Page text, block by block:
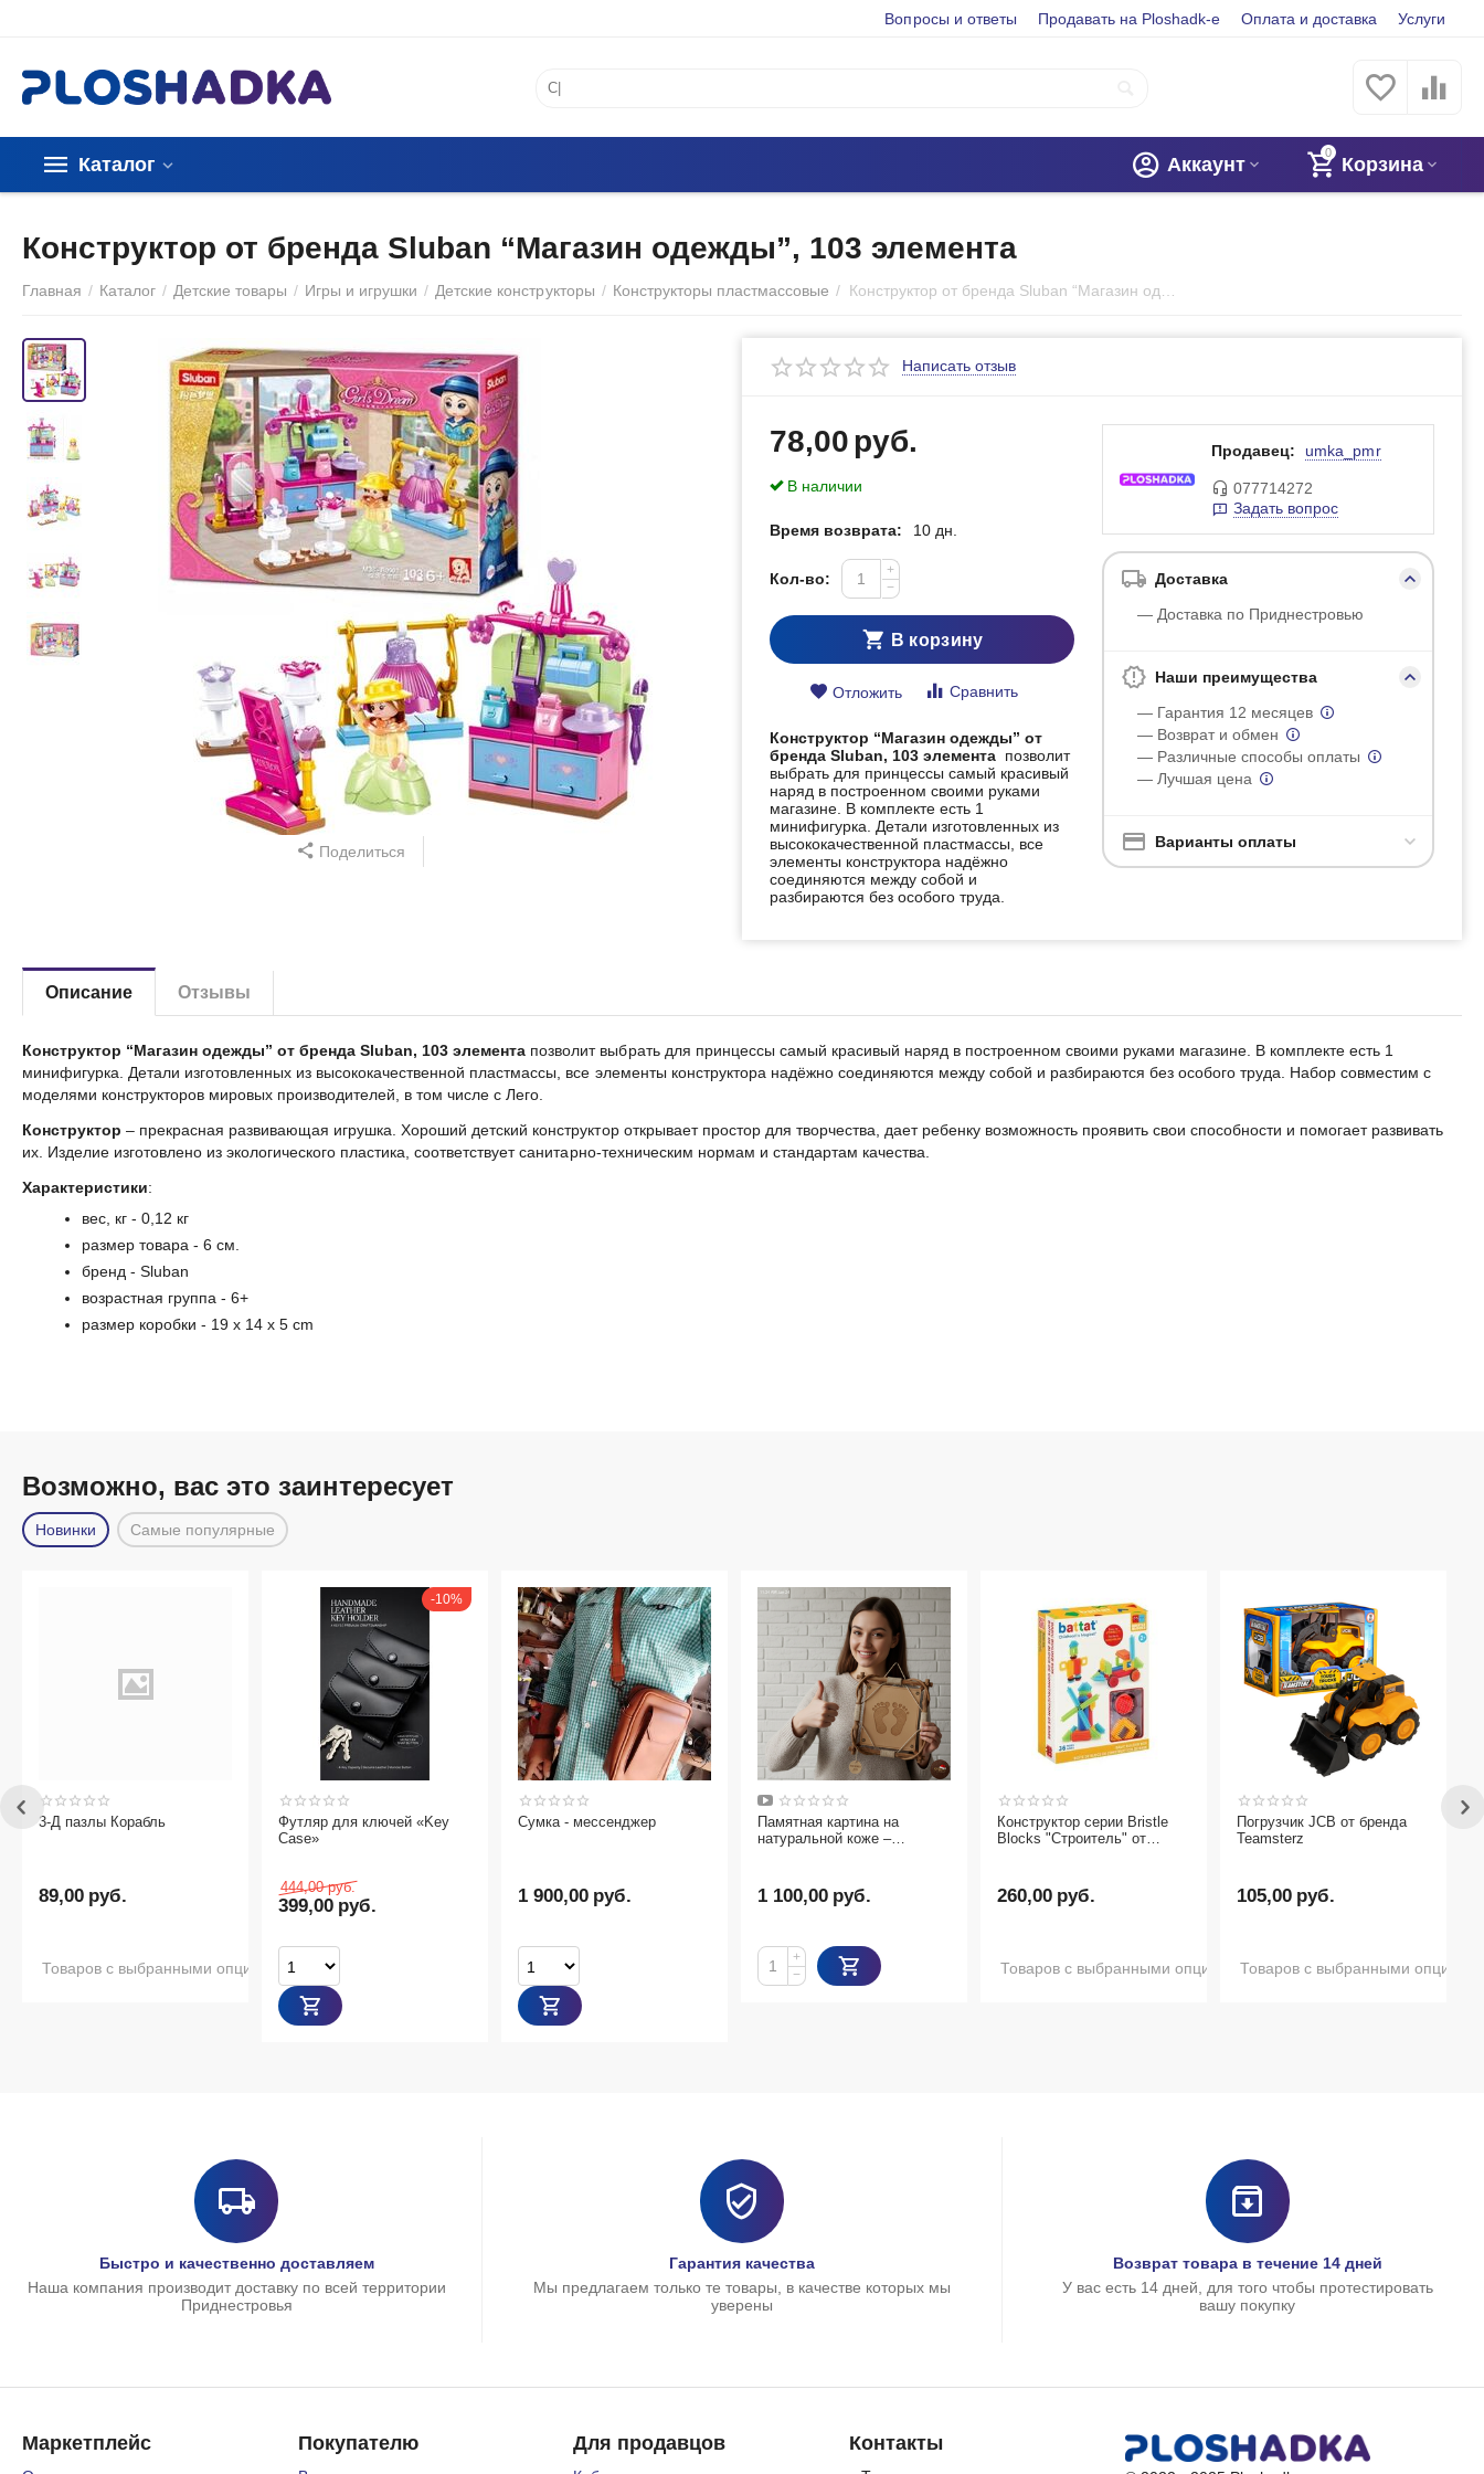
Вопросы и ответы Продавать на Ploshadk-e Оплата и доставка Услуги
Каталог
0
Корзина
Аккаунт
Конструктор от бренда Sluban “Магазин одежды”, 103 элемента
Главная / Каталог / Детские товары / Игры и игрушки / Детские конструкторы / Конструкторы пластмассовые /
Поделиться
Написать отзыв
78,00руб.
В наличии
Время возврата: 10 дн.
Кол-во:
+
−
В корзину
Отложить Сравнить
Конструктор “Магазин одежды” от
бренда Sluban, 103 элемента позволит
выбрать для принцессы самый красивый
наряд в построенном своими руками
магазине. В комплекте есть 1
минифигурка. Детали изготовленных из
высококачественной пластмассы, все
элементы конструктора надёжно
соединяются между собой и
разбираются без особого труда.
Продавец: umka_pmr
077714272
Задать вопрос
Доставка
— Доставка по Приднестровью
Наши преимущества
— Гарантия 12 месяцев
— Возврат и обмен
— Различные способы оплаты
— Лучшая цена
Варианты оплаты
Описание Отзывы
Конструктор “Магазин одежды” от бренда Sluban, 103 элемента позволит выбрать для принцессы самый красивый наряд в построенном своими руками магазине. В комплекте есть 1
минифигурка. Детали изготовленных из высококачественной пластмассы, все элементы конструктора надёжно соединяются между собой и разбираются без особого труда. Набор совместим с
моделями конструкторов мировых производителей, в том числе с Лего.
Конструктор– прекрасная развивающая игрушка. Хороший детский конструктор открывает простор для творчества, дает ребенку возможность проявить свои способности и помогает развивать
их. Изделие изготовлено из экологического пластика, соответствует санитарно-техническим нормам и стандартам качества.
Характеристики:
вес, кг - 0,12 кг
размер товара - 6 см.
бренд -Sluban
возрастная группа - 6+
размер коробки- 19 x 14 x 5 cm
Возможно, вас это заинтересует
Новинки Самые популярные
3-Д пазлы Корабль
89,00 руб.
Товаров с выбранными опциями нет в наличии
10%
Футляр для ключей «Key
Case»
444,00 руб.
399,00 руб.
Сумка - мессенджер
1 900,00 руб.
Памятная картина на
натуральной коже –
1 100,00 руб.
+
−
Конструктор серии Bristle
Blocks "Строитель" от
260,00 руб.
Товаров с выбранными опциями нет в наличии
Погрузчик JCB от бренда
Teamsterz
105,00 руб.
Товаров с выбранными опциями
Быстро и качественно доставляем
Наша компания производит доставку по всей территории
Приднестровья
Гарантия качества
Мы предлагаем только те товары, в качестве которых мы
уверены
Возврат товара в течение 14 дней
У вас есть 14 дней, для того чтобы протестировать
вашу покупку
Маркетплейс Покупателю Для продавцов Контакты